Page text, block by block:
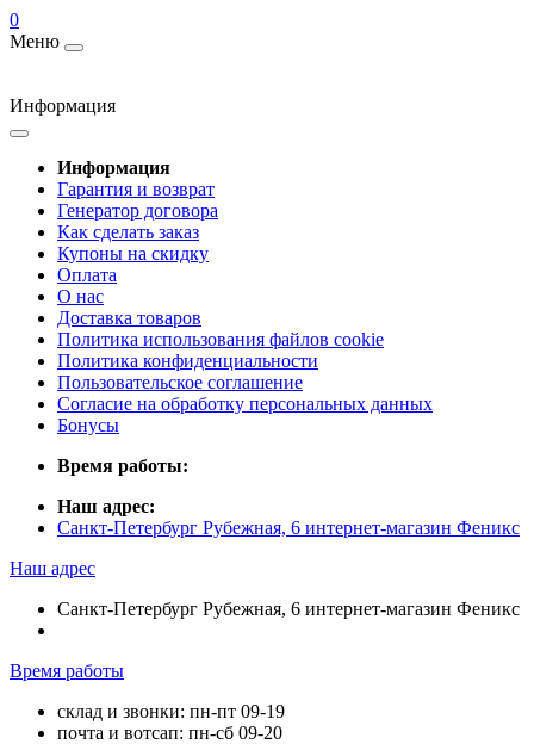
0
Меню
Информация
Информация
Гарантия и возврат
Генератор договора
Как сделать заказ
Купоны на скидку
Оплата
О нас
Доставка товаров
Политика использования файлов cookie
Политика конфиденциальности
Пользовательское соглашение
Согласие на обработку персональных данных
Бонусы
Время работы:
Наш адрес:
Санкт-Петербург Рубежная, 6 интернет-магазин Феникс
Наш адрес
Санкт-Петербург Рубежная, 6 интернет-магазин Феникс
Время работы
склад и звонки: пн-пт 09-19
почта и вотсап: пн-сб 09-20